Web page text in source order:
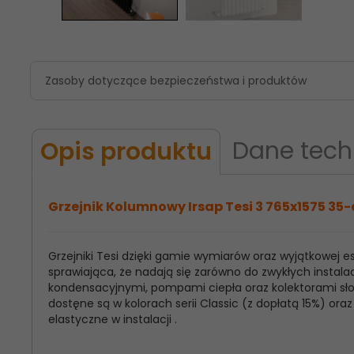
Zasoby dotyczące bezpieczeństwa i produktów
Opis produktu Dane
Grzejnik Kolumnowy Irsap Tesi 3 765x1575
Grzejniki Tesi dzięki gamie wymiarów oraz
sprawiająca, że nadają się zarówno do zwykłych
kondensacyjnymi, pompami ciepła oraz kolektorami
dostęne są w kolorach serii Classic (z dopłatą 15%)
elastyczne w instalacji .
Model
Produktu:
Irsap Tesi 3
Wysokość
Grzejnika:
765